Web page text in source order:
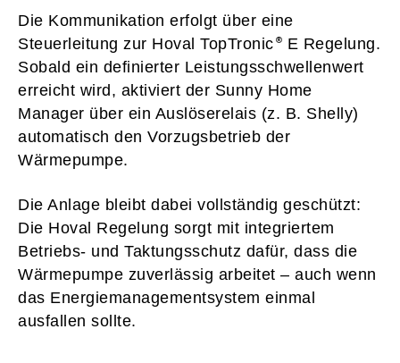
Die Kommunikation erfolgt über eine
Steuerleitung zur Hoval TopTronic
E Regelung.
Sobald ein definierter Leistungsschwellenwert
erreicht wird, aktiviert der Sunny Home
Manager über ein Auslöserelais (z. B. Shelly)
automatisch den Vorzugsbetrieb der
Wärmepumpe.
Die Anlage bleibt dabei vollständig geschützt:
Die Hoval Regelung sorgt mit integriertem
Betriebs- und Taktungsschutz dafür, dass die
Wärmepumpe zuverlässig arbeitet – auch wenn
das Energiemanagementsystem einmal
ausfallen sollte.